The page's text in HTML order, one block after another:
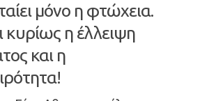
μόνο η φτώχεια.
κυρίως η έλλειψη
και η